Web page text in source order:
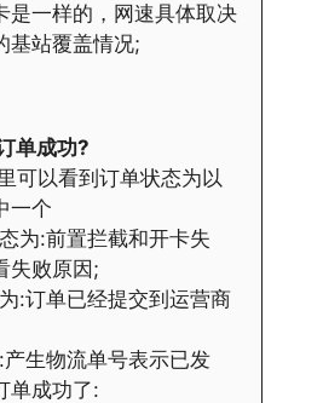
是一样的，网速具体取决
基站覆盖情况;
单成功?
可以看到订单状态为以
一个
为:前置拦截和开卡失
失败原因;
:订单已经提交到运营商
生物流单号表示已发
单成功了: